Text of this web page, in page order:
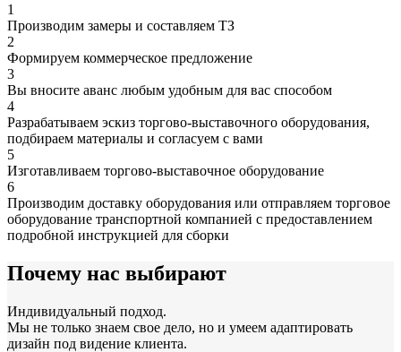
1
Производим замеры и составляем ТЗ
2
Формируем коммерческое предложение
3
Вы вносите аванс любым удобным для вас способом
4
Разрабатываем эскиз торгово-выставочного оборудования,
подбираем материалы и согласуем с вами
5
Изготавливаем торгово-выставочное оборудование
6
Производим доставку оборудования или отправляем торговое
оборудование транспортной компанией с предоставлением
подробной инструкцией для сборки
Почему нас выбирают
Индивидуальный подход.
Мы не только знаем свое дело, но и умеем адаптировать
дизайн под видение клиента.